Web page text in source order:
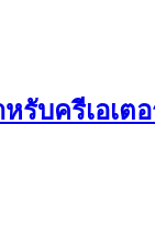
หรับครีเ